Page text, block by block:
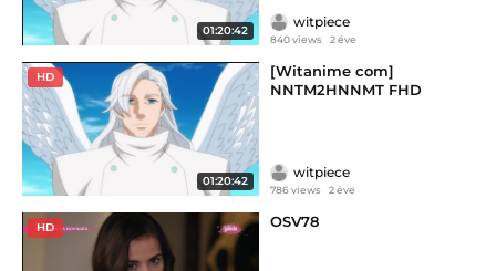
01:20:42
witpiece
840 views 2 éve
HD
01:20:42
[Witanime com]
NNTM2HNNMT FHD
witpiece
786 views 2 éve
HD OSV78